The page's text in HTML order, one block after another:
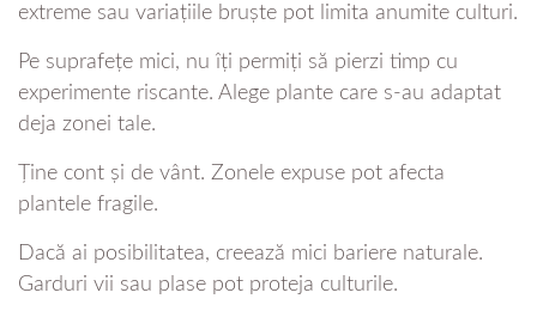
extreme sau variațiile bruște pot limita anumite culturi.
Pe suprafețe mici, nu îți permiți să pierzi timp cu
experimente riscante. Alege plante care s-au adaptat
deja zonei tale.
Ține cont și de vânt. Zonele expuse pot afecta
plantele fragile.
Dacă ai posibilitatea, creează mici bariere naturale.
Garduri vii sau plase pot proteja culturile.